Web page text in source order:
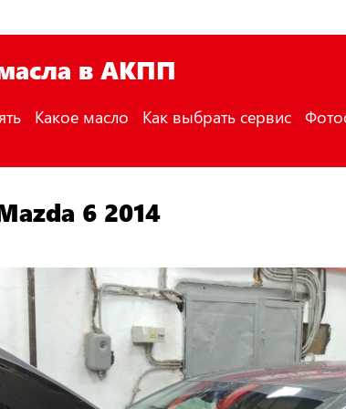
в АКПП
Какое масло Как выбрать сервис
6 2014